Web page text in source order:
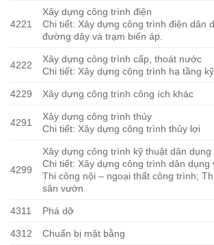
4221
Xây dựng công trình điện
Chi tiết: Xây dựng công trình điện dân
đường dây và trạm biến áp.
4222
Xây dựng công trình cấp, thoát nước
Chi tiết: Xây dựng công trình hạ tầng kỹ
4229 Xây dựng công trình công ích khác
4291
Xây dựng công trình thủy
Chi tiết: Xây dựng công trình thủy lợi
4299
Xây dựng công trình kỹ thuật dân dụng
Chi tiết: Xây dựng công trình dân dụng
Thi công nội – ngoại thất công trình;
sân vườn
4311 Phá dỡ
4312 Chuẩn bị mặt bằng